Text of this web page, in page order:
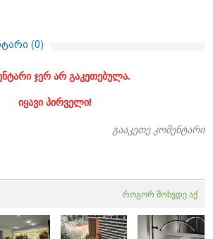
(0)
ჯერ არ გაკეთებულა.
იყავი პირველი!
გააკეთე კომენტარი
როგორ მოხვდე აქ